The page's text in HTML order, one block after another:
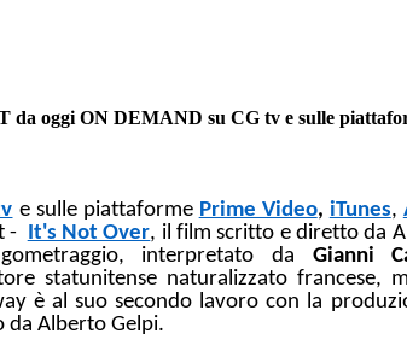
ON DEMAND su CG tv e sulle
e sulle piattaforme Prime Video, iTunes,
- It's Not Over, il film scritto e diretto da
interpretato da Gianni
statunitense naturalizzato francese,
è al suo secondo lavoro con la
da Alberto Gelpi.